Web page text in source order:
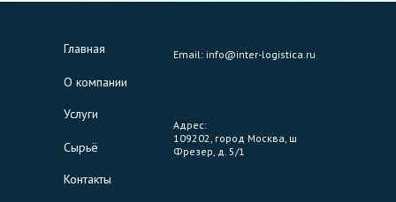
Главная
О компании
Услуги
Сырьё
Контакты
Email: info@inter-logistica.ru
Адрес:
109202, город Москва, ш
Фрезер, д. 5/1